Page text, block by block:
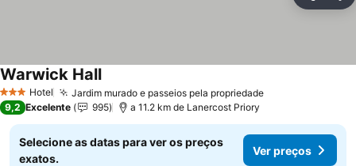
3 EstrelasHotel Jardim murado e passeios pela propriedade
Warwick Hall
9,2 Excelente 995 a 11.2 km de Lanercost Priory
Selecione as datas para ver os preços
exatos.
Ver preços